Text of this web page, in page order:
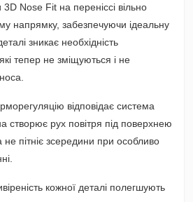
3D Nose Fit на переніссі вільно
напрямку, забезпечуючи ідеальну
зникає необхідність
тепер не зміщуються і не
відповідає система
створює рух повітря під поверхнею
не пітніє зсередини при особливо
кожної деталі полегшують